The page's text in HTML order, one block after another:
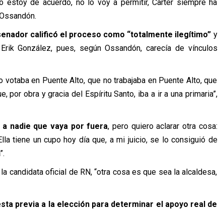
estoy de acuerdo, no lo voy a permitir, Carter siempre ha
calificó el proceso como “totalmente ilegítimo” y
González, pues, según Ossandón, carecía de vínculos
votaba en Puente Alto, que no trabajaba en Puente Alto, que
por obra y gracia del Espíritu Santo, iba a ir a una primaria”,
nadie que vaya por fuera, pero quiero aclarar otra cosa:
tiene un cupo hoy día que, a mi juicio, se lo consiguió de
candidata oficial de RN, “otra cosa es que sea la alcaldesa,
previa a la elección para determinar el apoyo real de